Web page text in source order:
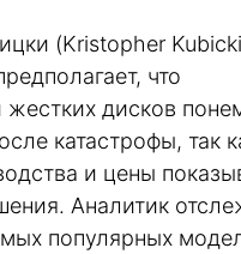
(Kristopher
что
жестких дисков
катастрофы, так
и цены
Аналитик
популярных